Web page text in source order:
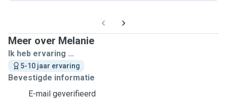
Meer over Melanie
Ik heb ervaring ...
5-10 jaar ervaring
Bevestigde informatie
E-mail geverifieerd